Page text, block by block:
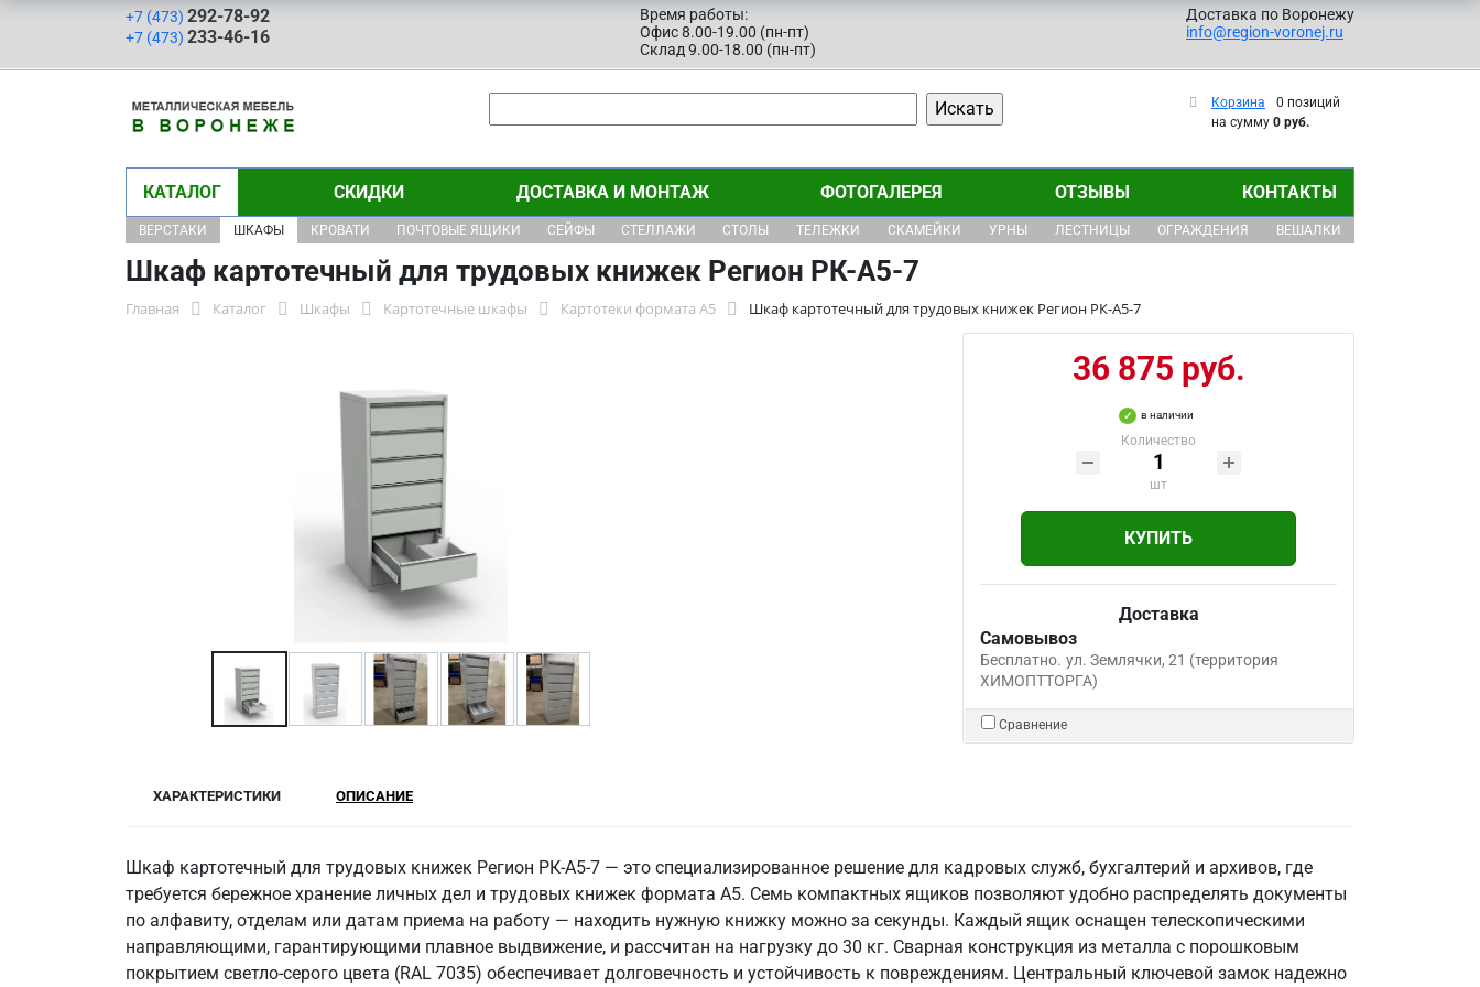
+7 (473) 292-78-92
+7 (473) 233-46-16
Время работы:
Офис 8.00-19.00 (пн-пт)
Склад 9.00-18.00 (пн-пт)
Доставка по Воронежу
info@region-voronej.ru
Корзина
0 позиций
на сумму 0 руб.
КАТАЛОГ СКИДКИ ДОСТАВКА И МОНТАЖ ФОТОГАЛЕРЕЯ ОТЗЫВЫ КОНТАКТЫ
ВЕРСТАКИ ШКАФЫ КРОВАТИ ПОЧТОВЫЕ ЯЩИКИ СЕЙФЫ СТЕЛЛАЖИ СТОЛЫ ТЕЛЕЖКИ СКАМЕЙКИ УРНЫ ЛЕСТНИЦЫ ОГРАЖДЕНИЯ ВЕШАЛКИ
Шкаф картотечный для трудовых книжек Регион РК-А5-7
Главная Каталог Шкафы Картотечные шкафы Картотеки формата А5 Шкаф картотечный для трудовых книжек Регион РК-А5-7
36 875 руб.
в наличии
Количество
шт
КУПИТЬ
Доставка
Самовывоз
Бесплатно. ул. Землячки, 21 (территория
ХИМОПТТОРГА)
Сравнение
ХАРАКТЕРИСТИКИ ОПИСАНИЕ
Шкаф картотечный для трудовых книжек Регион РК-А5-7 — это специализированное решение для кадровых служб, бухгалтерий и архивов, где
требуется бережное хранение личных дел и трудовых книжек формата А5. Семь компактных ящиков позволяют удобно распределять документы
по алфавиту, отделам или датам приема на работу — находить нужную книжку можно за секунды. Каждый ящик оснащен телескопическими
направляющими, гарантирующими плавное выдвижение, и рассчитан на нагрузку до 30 кг. Сварная конструкция из металла с порошковым
покрытием светло-серого цвета (RAL 7035) обеспечивает долговечность и устойчивость к повреждениям. Центральный ключевой замок надежно